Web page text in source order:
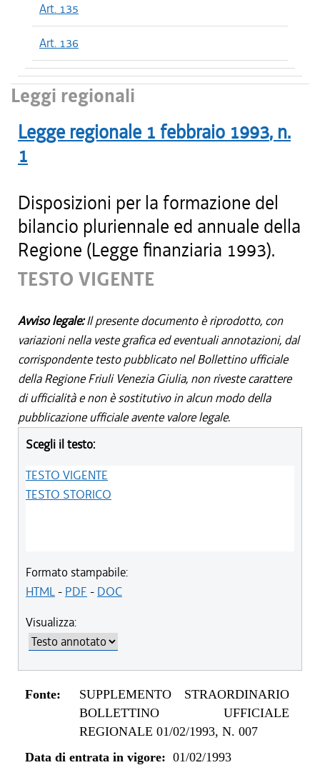
Art. 135
Art. 136
Leggi regionali
Legge regionale 1 febbraio 1993, n.
1
Disposizioni per la formazione del
bilancio pluriennale ed annuale della
Regione (Legge finanziaria 1993).
TESTO VIGENTE
Avviso legale:Il presente documento è riprodotto, con
variazioni nella veste grafica ed eventuali annotazioni, dal
corrispondente testo pubblicato nel Bollettino ufficiale
della Regione Friuli Venezia Giulia, non riveste carattere
di ufficialità e non è sostitutivo in alcun modo della
pubblicazione ufficiale avente valore legale.
Scegli il testo:
TESTO VIGENTE
TESTO STORICO
Formato stampabile:
HTML- PDF - DOC
Visualizza:
Fonte:
SUPPLEMENTO STRAORDINARIO
BOLLETTINO UFFICIALE
REGIONALE 01/02/1993, N. 007
Data di entrata in vigore: 01/02/1993